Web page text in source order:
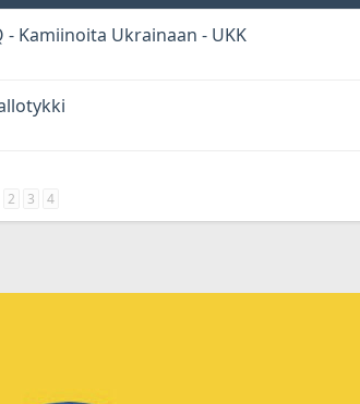
- Kamiinoita Ukrainaan - UKK
2 3 4